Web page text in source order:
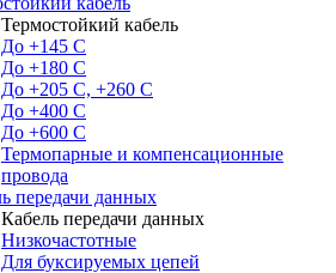
Термостойкий кабель
До +145 С
До +180 C
До +205 С, +260 С
До +400 C
До +600 С
Термопарные и компенсационные
провода
передачи данных
Кабель передачи данных
Низкочастотные
Для буксируемых цепей